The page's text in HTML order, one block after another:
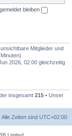
bleiben
Mitglieder und
2026, 02:00 gleichzeitig
insgesamt 215 • Unser
Alle Zeiten sind UTC+02:00
Limited